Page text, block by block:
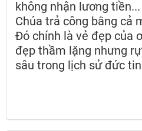
không nhận lương
Chúa trả công bằng cả
Đó chính là vẻ đẹp của
đẹp thầm lặng nhưng
sâu trong lịch sử đức